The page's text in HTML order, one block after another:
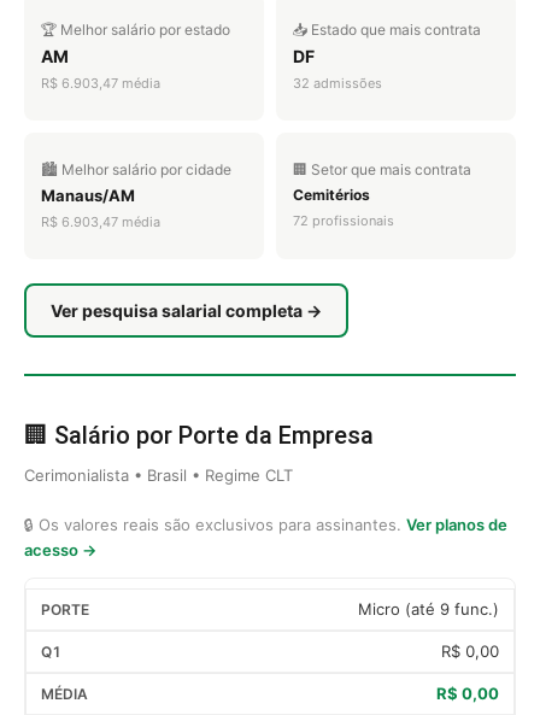
🏆 Melhor salário por estado
AM
R$ 6.903,47 média
📥 Estado que mais contrata
DF
32 admissões
🏙️ Melhor salário por cidade
Manaus/AM
R$ 6.903,47 média
🏢 Setor que mais contrata
Cemitérios
72 profissionais
Ver pesquisa salarial completa →
🏢 Salário por Porte da Empresa
Cerimonialista • Brasil • Regime CLT
🔒 Os valores reais são exclusivos para assinantes. Ver planos de
acesso →
Micro (até 9 func.)
R$ 0,00
R$ 0,00